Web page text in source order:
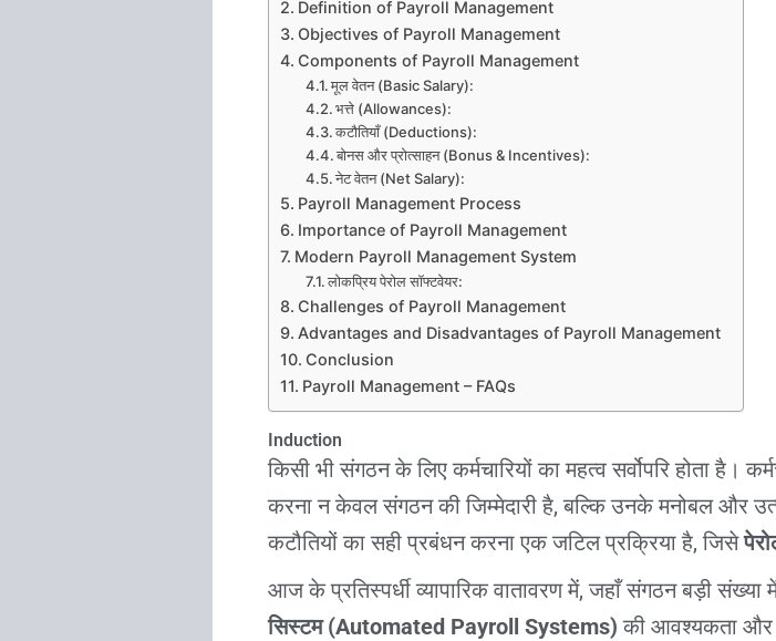
Definition of Payroll Management
Objectives of Payroll Management
Components of Payroll Management
मूल वेतन (Basic Salary):
भत्ते (Allowances):
कटौतियाँ (Deductions):
बोनस और प्रोत्साहन (Bonus & Incentives):
नेट वेतन (Net Salary):
Payroll Management Process
Importance of Payroll Management
Modern Payroll Management System
लोकप्रिय पेरोल सॉफ्टवेयर:
Challenges of Payroll Management
Advantages and Disadvantages of Payroll Management
Conclusion
Payroll Management – FAQs
Induction
किसी भी संगठन के लिए कर्मचारियों का महत्व सर्वोपरि होता
करना न केवल संगठन की जिम्मेदारी है, बल्कि उनके मनोबल और
कटौतियों का सही प्रबंधन करना एक जटिल प्रक्रिया है, जिसे
आज के प्रतिस्पर्धी व्यापारिक वातावरण में, जहाँ संगठन बड़ी संख्या
सिस्टम (Automated Payroll Systems) की आवश्यकता और